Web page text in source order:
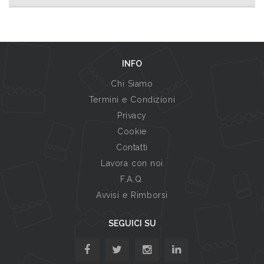
INFO
Chi Siamo
Termini e Condizioni
Privacy
Cookie
Contatti
Lavora con noi
F.A.Q.
Avvisi e Rimborsi
SEGUICI SU